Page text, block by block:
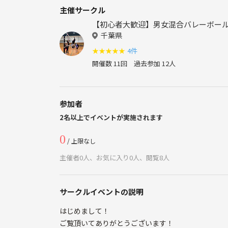
主催サークル
【初心者大歓迎】男女混合バレーボー
千葉県
★★★★★ 4件
開催数 11回 過去参加 12人
参加者
2名以上でイベントが実施されます
0 / 上限なし
主催者0人、お気に入り0人、閲覧8人
サークルイベントの説明
はじめまして！
ご覧頂いてありがとうございます！